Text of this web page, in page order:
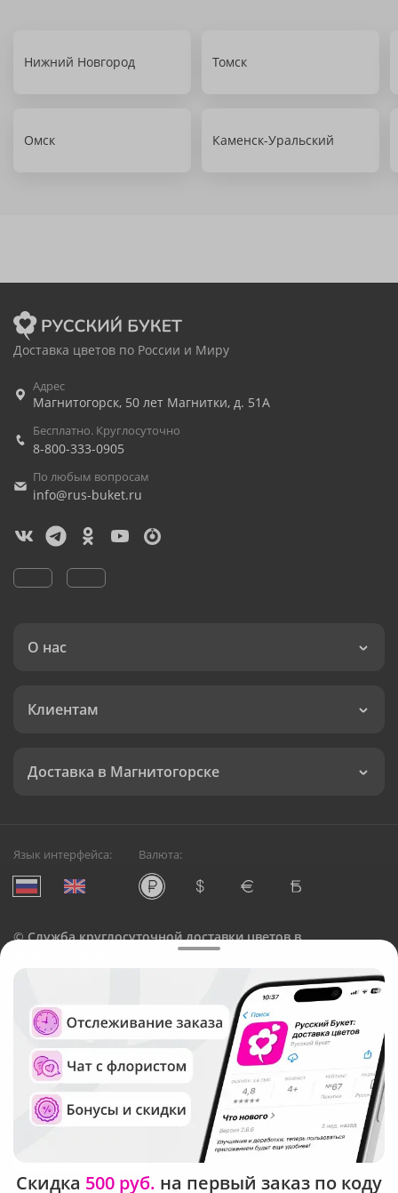
Нижний Новгород Томск
Омск Каменск-Уральский
Доставка цветов по России и Миру
Адрес
Магнитогорск, 50 лет Магнитки, д. 51А
Бесплатно. Круглосуточно
8-800-333-0905
По любым вопросам
info@rus-buket.ru
О нас
Клиентам
Доставка в Магнитогорске
Язык интерфейса: Валюта:
©Служба круглосуточной доставки цветов в
Русский Букет, 2026
Общество с ограниченной ответственностью «Технология»
ОГРН: 1195476081745, ИНН: 5410081997
Юридический адрес: г. Новосибирск, ул. Ипподромская,
д.42, оф. 3
Рейтинг Русского букета
Скидка 500 руб. на первый заказ по коду